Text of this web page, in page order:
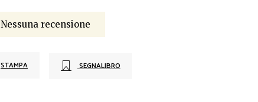
Nessuna recensione
STAMPA SEGNALIBRO